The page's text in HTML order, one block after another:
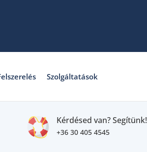
Szolgáltatások
Kérdésed van? Segítünk!
+36 30 405 4545